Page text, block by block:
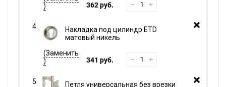
362 руб.
Накладка под цилиндр ETD
матовый никель
341 руб.
Петля универсальная без врезки